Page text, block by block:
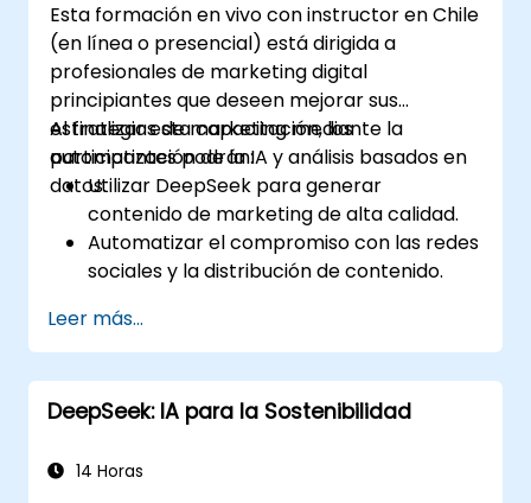
Esta formación en vivo con instructor en Chile
(en línea o presencial) está dirigida a
profesionales de marketing digital
principiantes que deseen mejorar sus
estrategias de marketing mediante la
automatización de la IA y análisis basados en
datos.
Al finalizar esta capacitación, los
participantes podrán:
Utilizar DeepSeek para generar
contenido de marketing de alta calidad.
Automatizar el compromiso con las redes
sociales y la distribución de contenido.
mejorar la segmentación y
personalización.
Integrar herramientas impulsadas por IA
en sus flujos de trabajo de marketing.
Leer más...
DeepSeek: IA para la Sostenibilidad
14 Horas